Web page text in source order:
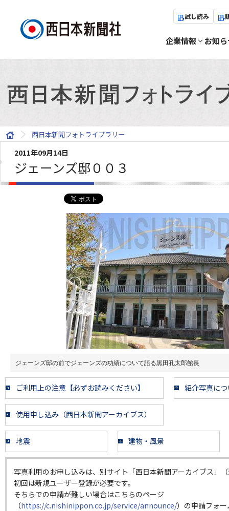
試し読み
企業情報 お知
西日本新聞フォトライブラリー
2011年09月14日
ジェーンズ邸００３
ジェーンズ邸の前でジェーンズの功績について語る黒田孔太郎館長
ご利用上の注意【必ずお読みください】 紹介写真に
使用申し込み（西日本新聞アーカイブス）
地震 建物・風景
写真利用のお申し込みは、別サイト「西日本新聞アーカイブス」
初回は新規ユーザー登録が必要です。
そちらでの申請が難しい場合はこちらのページ
（https://c.nishinippon.co.jp/service/announce/）の申請フォ